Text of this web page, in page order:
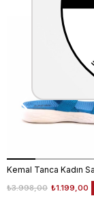
₺1.199,00
₺3.998,00